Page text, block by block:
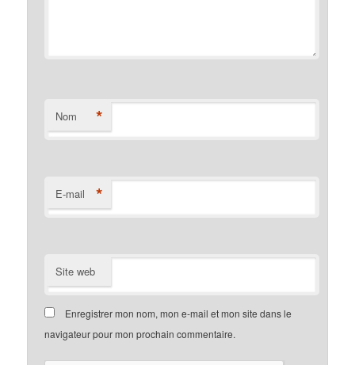
Nom *
E-mail *
Site web
Enregistrer mon nom, mon e-mail et mon site dans le
navigateur pour mon prochain commentaire.